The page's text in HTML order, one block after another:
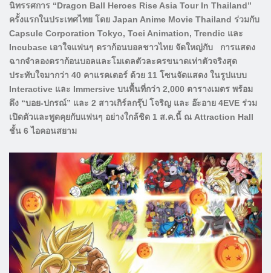
นิทรรศการ “Dragon Ball Heroes Rise Asia Tour In Thailand”
ครั้งแรกในประเทศไทย โดย Japan Anime Movie Thailand ร่วมกับ
Capsule Corporation Tokyo, Toei Animation, Trendic และ
Incubase เอาใจแฟนๆ ดราก้อนบอลชาวไทย จัดใหญ่กับ การแสดง
ฉากจำลองดราก้อนบอลและโมเดลตัวละครขนาดเท่าตัวจริงสุด
ประทับใจมากว่า 40 คาแรคเตอร์ ด้วย 11 โซนจัดแสดง ในรูปแบบ
Interactive และ Immersive บนพื้นที่กว่า 2,000 ตารางเมตร พร้อม
ดึง “บอย-ปกรณ์” และ 2 สาวเกิร์ลกรุ๊ป โจริญ และ อ๊ะอาย 4EVE ร่วม
เปิดตัวและพูดคุยกับแฟนๆ อย่างใกล้ชิด 1 ส.ค.นี้ ณ Attraction Hall
ชั้น 6 ไอคอนสยาม